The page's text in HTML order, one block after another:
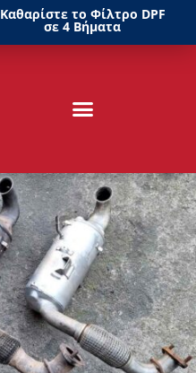
Καθαρίστε το Φίλτρο DPF
σε 4 Βήματα